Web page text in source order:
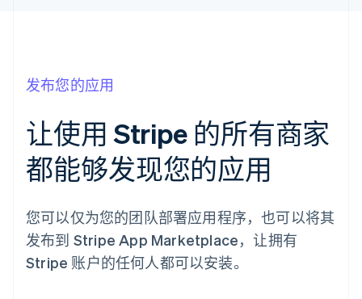
发布您的应用
让使用 Stripe 的所有商家
都能够发现您的应用
您可以仅为您的团队部署应用程序，也可以将其
发布到 Stripe App Marketplace，让拥有
Stripe 账户的任何人都可以安装。